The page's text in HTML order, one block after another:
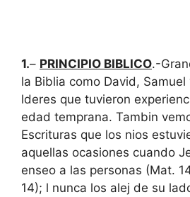
1.– PRINCIPIO BIBLICO.-
la Biblia como David,
lderes que tuvieron
edad temprana. Tambin
Escrituras que los nios
aquellas ocasiones cuando
enseo a las personas (Mat.
14); l nunca los alej de su